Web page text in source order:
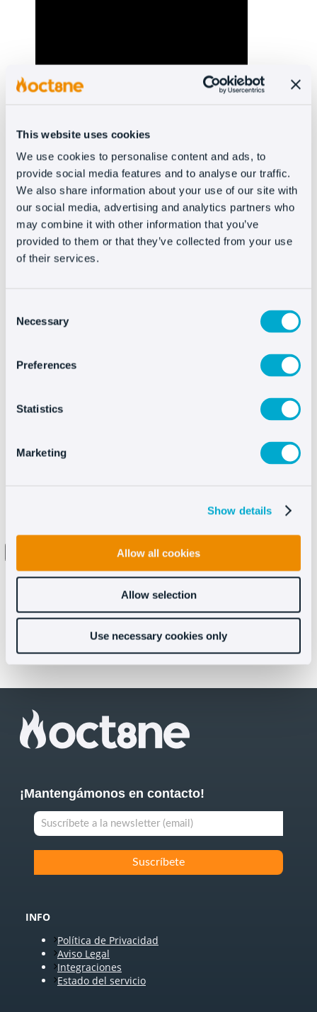
This website uses cookies
We use cookies to personalise content and ads, to
provide social media features and to analyse our traffic.
We also share information about your use of our site with
our social media, advertising and analytics partners who
may combine it with other information that you’ve
provided to them or that they’ve collected from your use
of their services.
Selection
Necessary
Preferences
Statistics
Marketing
Show details
Allow all cookies
Allow selection
Use necessary cookies only
Volver a recursos
Descubre lo que Oct8ne
He leído y acepto los términos y condiciones
de lapolítica de privacidad
¡Mantengámonos en contacto!
INFO
Política de Privacidad
Aviso Legal
Integraciones
Estado del servicio